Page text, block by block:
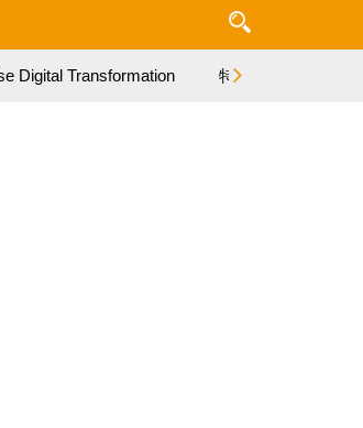
Digital Transformation 特集